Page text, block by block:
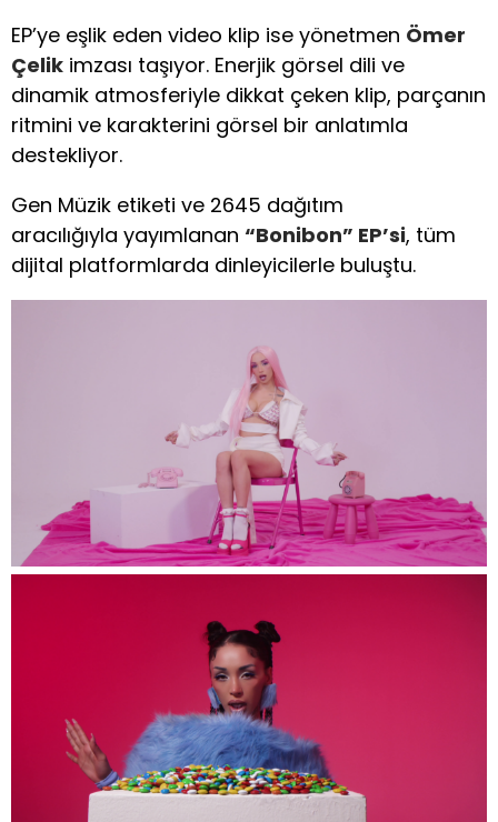
EP’ye eşlik eden video klip ise yönetmen Ömer
Çelik imzası taşıyor. Enerjik görsel dili ve
dinamik atmosferiyle dikkat çeken klip, parçanın
ritmini ve karakterini görsel bir anlatımla
destekliyor.
Gen Müzik etiketi ve 2645 dağıtım
aracılığıyla yayımlanan “Bonibon” EP’si, tüm
dijital platformlarda dinleyicilerle buluştu.